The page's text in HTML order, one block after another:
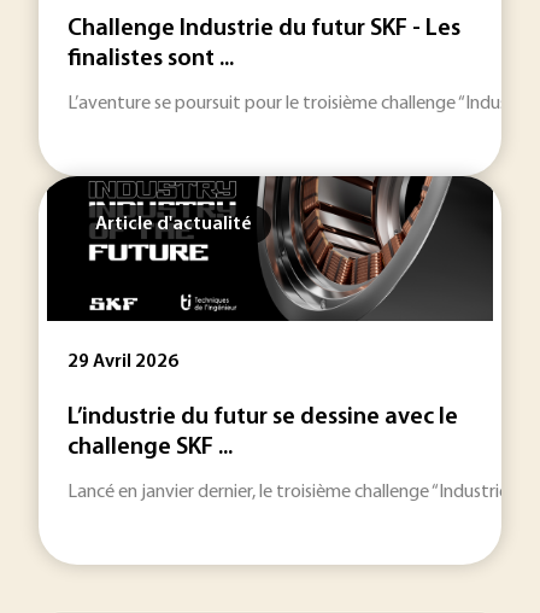
Challenge Industrie du futur SKF - Les
finalistes sont ...
L’aventure se poursuit pour le troisième challenge
Article d'actualité
29 Avril 2026
L’industrie du futur se dessine avec le
challenge SKF ...
Lancé en janvier dernier, le troisième challenge “Industrie